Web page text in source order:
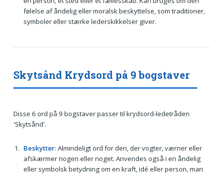
følelse af åndelig eller moralsk beskyttelse, som traditioner,
symboler eller stærke lederskikkelser giver.
Skytsånd Krydsord på 9 bogstaver
Disse 6 ord på 9 bogstaver passer til krydsord-ledetråden
'Skytsånd'.
Beskytter: Almindeligt ord for den, der vogter, værner eller
afskærmer nogen eller noget. Anvendes også i en åndelig
eller symbolsk betydning om en kraft, idé eller person, man